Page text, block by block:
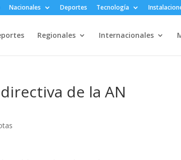
Nacionales Deportes Tecnología
Regionales Internacionales
de la AN